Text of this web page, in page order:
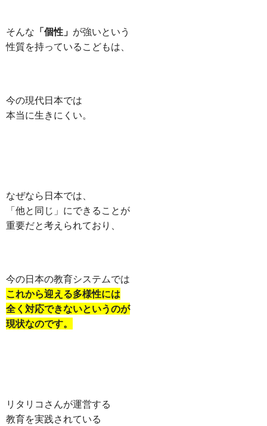
そんな 「個性」 が強いという
性質を持っているこどもは、
今の現代日本では
本当に生きにくい。
なぜなら日本では、
「他と同じ」にできることが
重要だと考えられており、
今の日本の教育システムでは
これから迎える多様性には
全く対応できないというのが
現状なのです。
リタリコさんが運営する
教育を実践されている